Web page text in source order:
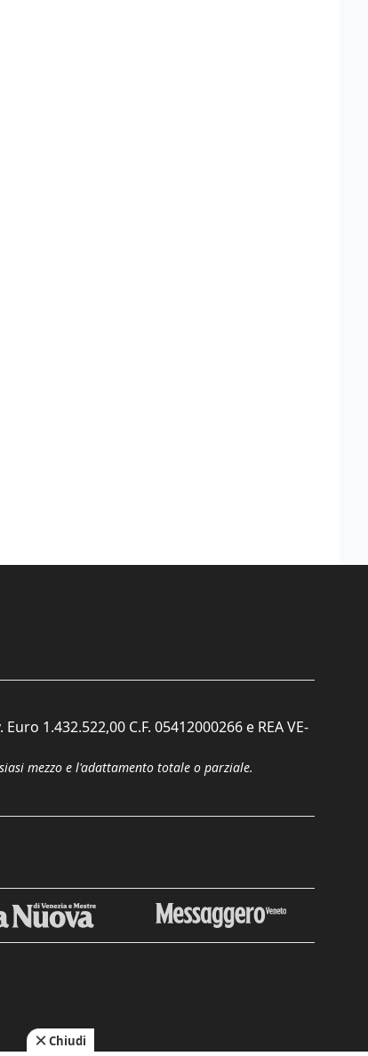
1.432.522,00 C.F. 05412000266 e REA VE-
mezzo e l'adattamento totale o parziale.
Chiudi